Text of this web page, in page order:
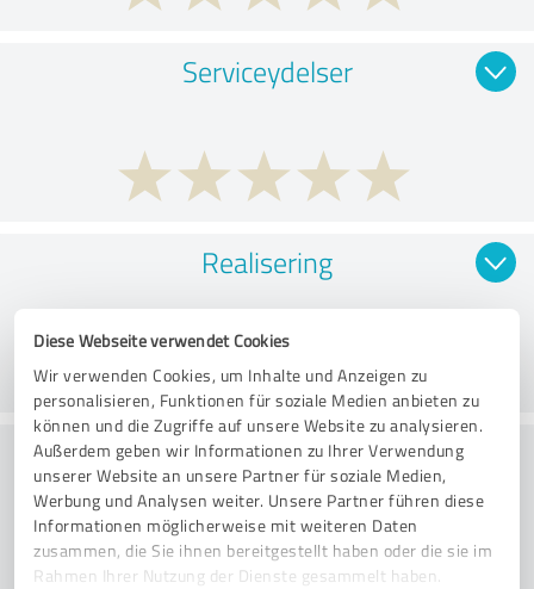
Diese Webseite verwendet Cookies
Wir verwenden Cookies, um Inhalte und Anzeigen zu
personalisieren, Funktionen für soziale Medien anbieten zu
können und die Zugriffe auf unsere Website zu analysieren.
Außerdem geben wir Informationen zu Ihrer Verwendung
unserer Website an unsere Partner für soziale Medien,
Werbung und Analysen weiter. Unsere Partner führen diese
Informationen möglicherweise mit weiteren Daten
zusammen, die Sie ihnen bereitgestellt haben oder die sie im
Rahmen Ihrer Nutzung der Dienste gesammelt haben.
Serviceydelser
Realisering
Rådgivning